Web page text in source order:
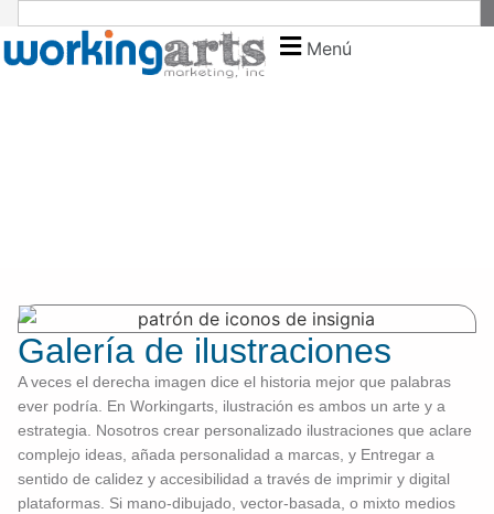
Menú
Galería de ilustraciones
A veces el derecha imagen dice el historia mejor que palabras
ever podría. En Workingarts, ilustración es ambos un arte y a
estrategia. Nosotros crear personalizado ilustraciones que aclare
complejo ideas, añada personalidad a marcas, y Entregar a
sentido de calidez y accesibilidad a través de imprimir y digital
plataformas. Si mano-dibujado, vector-basada, o mixto medios